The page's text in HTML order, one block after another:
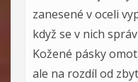
zanesené v oceli
když se v nich
Kožené pásky
ale na rozdíl od